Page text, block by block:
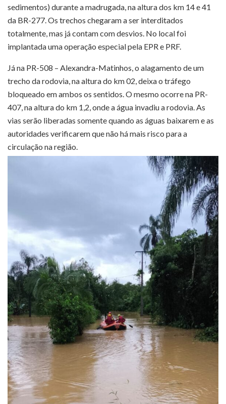
sedimentos) durante a madrugada, na altura dos km 14 e 41
da BR-277. Os trechos chegaram a ser interditados
totalmente, mas já contam com desvios. No local foi
implantada uma operação especial pela EPR e PRF.
Já na PR-508 – Alexandra-Matinhos, o alagamento de um
trecho da rodovia, na altura do km 02, deixa o tráfego
bloqueado em ambos os sentidos. O mesmo ocorre na PR-
407, na altura do km 1,2, onde a água invadiu a rodovia. As
vias serão liberadas somente quando as águas baixarem e as
autoridades verificarem que não há mais risco para a
circulação na região.